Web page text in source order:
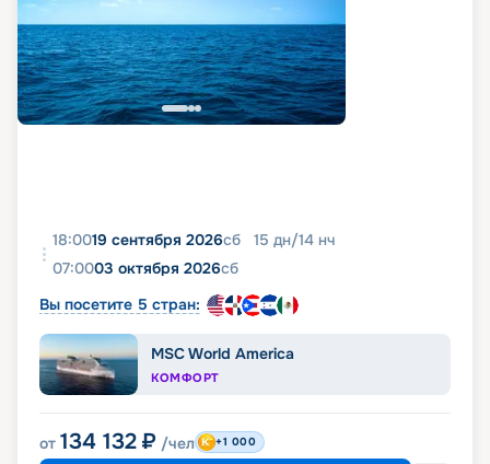
18:0019 сентября 2026сб 15 дн/14 нч
07:0003 октября 2026сб
Вы посетите 5 стран:
MSC World America
КОМФОРТ
от 134 132 ₽ /чел +1 000